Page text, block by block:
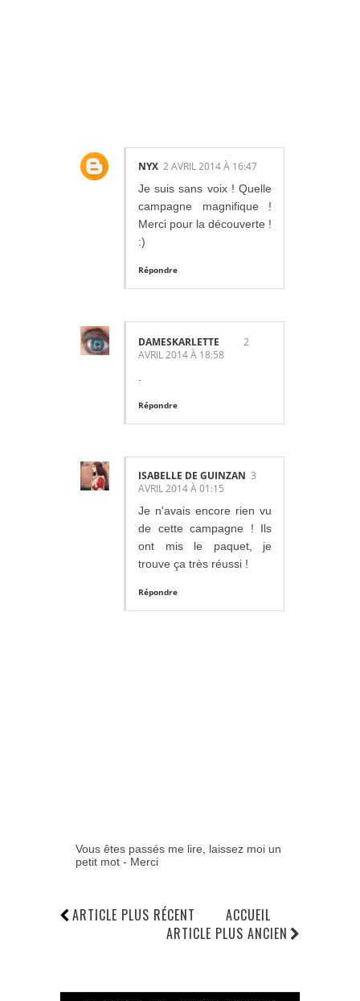
NYX 2 AVRIL 2014 À 16:47
Je suis sans voix ! Quelle
campagne magnifique !
Merci pour la découverte !
:)
Répondre
DAMESKARLETTE
2
AVRIL 2014 À 18:58
Répondre
ISABELLE DE GUINZAN 3
AVRIL 2014 À 01:15
Je n'avais encore rien vu
de cette campagne ! Ils
ont mis le paquet, je
trouve ça très réussi !
Répondre
Vous êtes passés me lire, laissez moi un
petit mot - Merci
ARTICLE PLUS RÉCENT
ARTICLE PLUS ANCIEN
ACCUEIL